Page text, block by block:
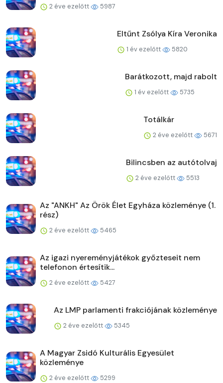
2 éve ezelőtt 5987
Eltűnt Zsólya Kíra Veronika
1 év ezelőtt 5820
Barátkozott, majd rabolt
1 év ezelőtt 5735
Totálkár
2 éve ezelőtt 5671
Bilincsben az autótolvaj
2 éve ezelőtt 5513
Az "ANKH" Az Örök Élet Egyháza közleménye (1.
rész)
2 éve ezelőtt 5465
Az igazi nyereményjátékok győzteseit nem
telefonon értesítik...
2 éve ezelőtt 5427
Az LMP parlamenti frakciójának közleménye
2 éve ezelőtt 5345
A Magyar Zsidó Kulturális Egyesület
közleménye
2 éve ezelőtt 5299